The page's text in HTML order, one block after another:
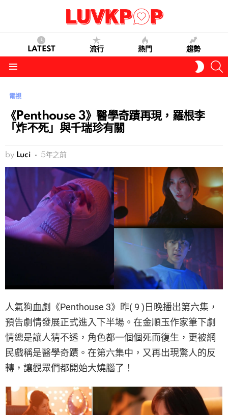
LATEST 流行 熱門 趨勢
SKIN
電視
《Penthouse 3》醫學奇蹟再現，羅根李
「炸不死」與千瑞珍有關
by Luci 5年之前
人氣狗血劇《Penthouse 3》昨( 9 )日晚播出第六集，
預告劇情發展正式進入下半場。在金順玉作家筆下劇
情總是讓人猜不透，角色都一個個死而復生，更被網
民戲稱是醫學奇蹟。在第六集中，又再出現驚人的反
轉，讓觀眾們都開始大燒腦了！